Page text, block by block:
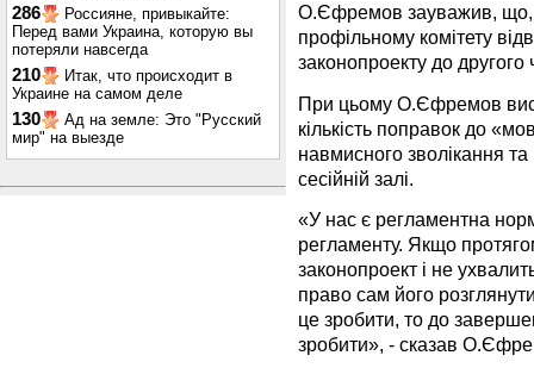
286
Россияне, привыкайте:
Перед вами Украина, которую вы
потеряли навсегда
210
Итак, что происходит в
Украине на самом деле
130
Ад на земле: Это "Русский
мир" на выезде
О.Єфремов зауважив, що,
профільному комітету
законопроекту до другого
При цьому О.Єфремов
кількість поправок до
навмисного зволікання
сесійній залі.
«У нас є регламентна
регламенту. Якщо
законопроект і не
право сам його
це зробити, то до
зробити», - сказав